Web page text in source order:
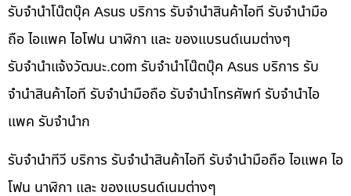
รับจำนำโน๊ตบุ๊ค Asus บริการ รับจำนำสินค้าไอที รับจำนำมือ
ถือ ไอแพค ไอโฟน นาฬิกา และ ของแบรนด์เนมต่างๆ
รับจํานําแจ้งวัฒนะ.com รับจำนำโน๊ตบุ๊ค Asus บริการ รับ
จำนำสินค้าไอที รับจำนำมือถือ รับจำนำโทรศัพท์ รับจำนำไอ
แพค รับจำนำก
รับจำนำทีวี บริการ รับจำนำสินค้าไอที รับจำนำมือถือ ไอแพค ไอ
โฟน นาฬิกา และ ของแบรนด์เนมต่างๆ